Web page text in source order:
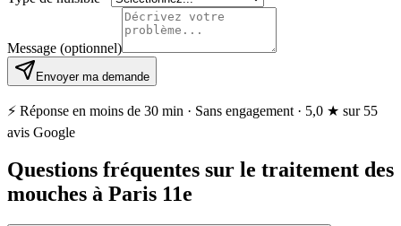
Message (optionnel)
Envoyer ma demande
⚡ Réponse en moins de 30 min · Sans engagement · 5,0 ★ sur 55
avis Google
Questions fréquentes sur le traitement des
mouches à Paris 11e